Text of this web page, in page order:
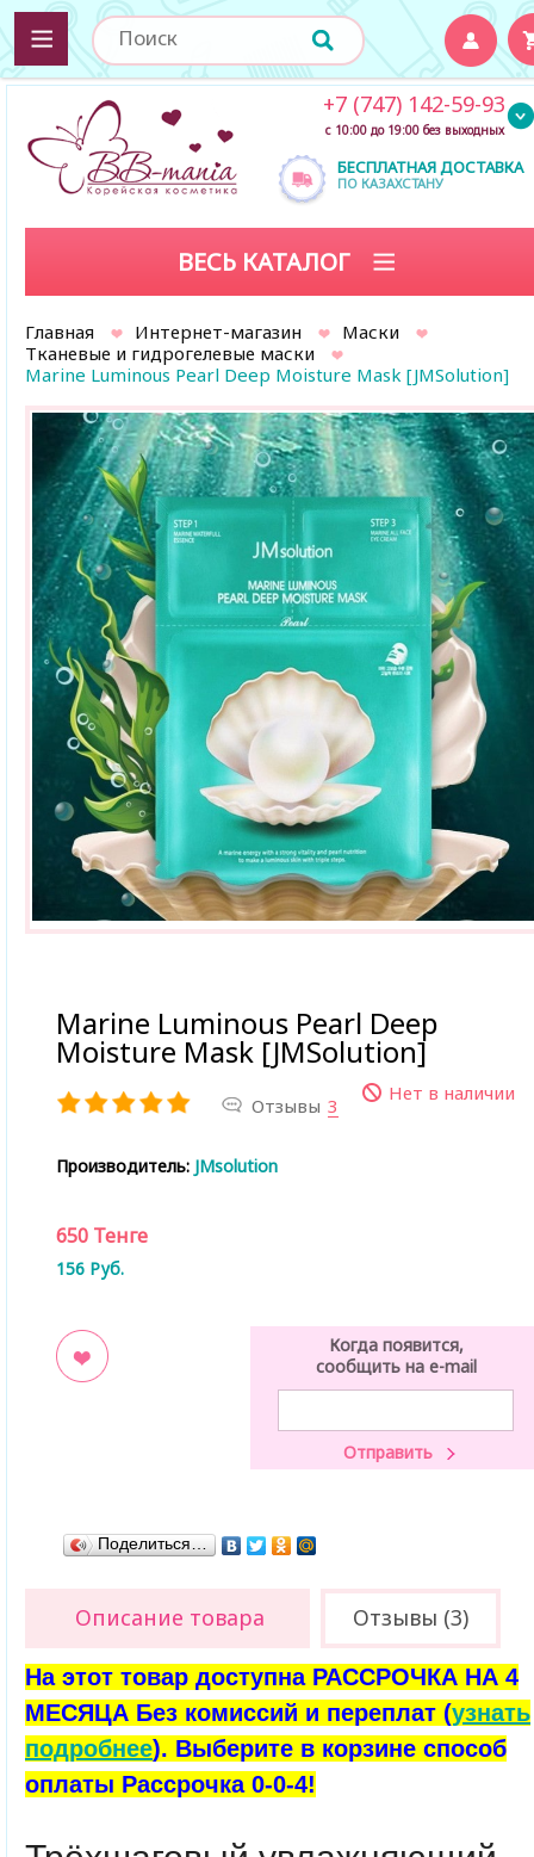
БЕСПЛАТНАЯ ДОСТАВКА
ПО КАЗАХСТАНУ
+7 (747) 142-59-93
с 10:00 до 19:00 без выходных
ВЕСЬ КАТАЛОГ
Главная Интернет-магазин
Маски
Тканевые и гидрогелевые маски
Marine Luminous Pearl Deep Moisture Mask [JMSolution]
Marine Luminous Pearl Deep
Moisture Mask [JMSolution]
Отзывы 3
Нет в наличии
Производитель: JMsolution
650 Тенге
156 Руб.
Когда появится,
сообщить на e-mail
Поделиться…
Описание товара Отзывы (3)
На этот товар доступна РАССРОЧКА НА 4
МЕСЯЦА Без комиссий и переплат (узнать
подробнее). Выберите в корзине способ
оплаты Рассрочка 0-0-4!